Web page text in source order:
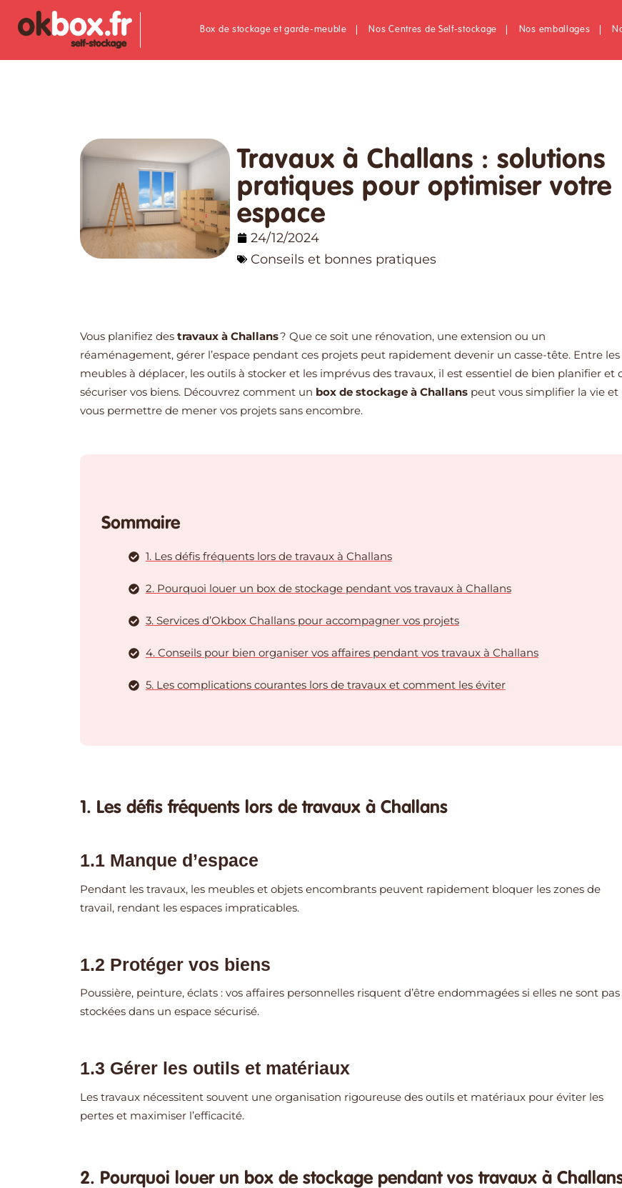
Box de stockage et garde-meuble Nos Centres de Self-stockage Nos emballages
Travaux à Challans : solutions
pratiques pour optimiser votre
espace
24/12/2024
Conseils et bonnes pratiques
Vous planifiez des travaux à Challans? Que ce soit une rénovation, une extension ou un
réaménagement, gérer l’espace pendant ces projets peut rapidement devenir un casse-tête. Entre les
meubles à déplacer, les outils à stocker et les imprévus des travaux, il est essentiel de bien planifier et
sécuriser vos biens. Découvrez comment un box de stockage à Challans peut vous simplifier la vie et
vous permettre de mener vos projets sans encombre.
Sommaire
1. Les défis fréquents lors de travaux à Challans
2. Pourquoi louer un box de stockage pendant vos travaux à Challans
3. Services d’Okbox Challans pour accompagner vos projets
4. Conseils pour bien organiser vos affaires pendant vos travaux à Challans
5. Les complications courantes lors de travaux et comment les éviter
1. Les défis fréquents lors de travaux à Challans
1.1 Manque d’espace
Pendant les travaux, les meubles et objets encombrants peuvent rapidement bloquer les zones de
travail, rendant les espaces impraticables.
1.2 Protéger vos biens
Poussière, peinture, éclats : vos affaires personnelles risquent d’être endommagées si elles ne sont pas
stockées dans un espace sécurisé.
1.3 Gérer les outils et matériaux
Les travaux nécessitent souvent une organisation rigoureuse des outils et matériaux pour éviter les
pertes et maximiser l’efficacité.
2. Pourquoi louer un box de stockage pendant vos travaux à